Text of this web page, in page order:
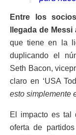
Entre los
llegada de
que tiene en la
duplicando el
Seth Bacon,
claro en ‘USA
esto simplemente
El impacto es tal
oferta de